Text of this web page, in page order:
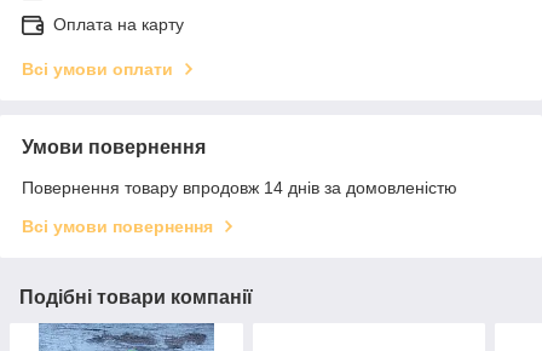
Оплата на карту
Всі умови оплати
Умови повернення
Повернення товару впродовж 14 днів за домовленістю
Всі умови повернення
Подібні товари компанії